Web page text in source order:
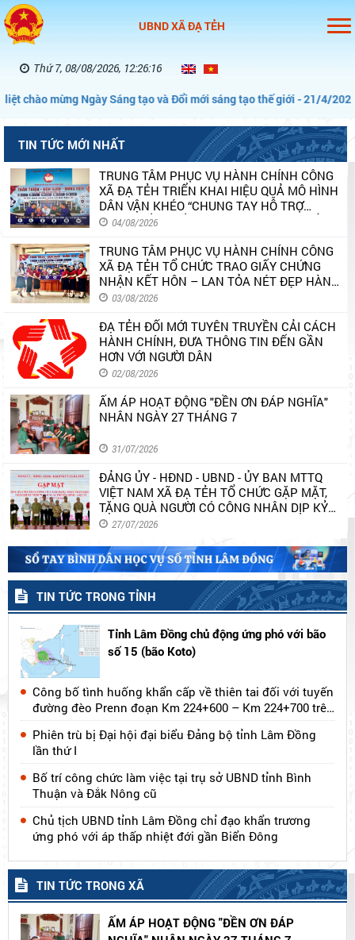
UBND XÃ ĐẠ TẺH
Thứ 7, 08/08/2026, 12:26:17
chào mừng Ngày Sáng tạo và Đổi mới sáng tạo thế giới - 21/4/2026”
TIN TỨC MỚI NHẤT
TRUNG TÂM PHỤC VỤ HÀNH CHÍNH CÔNG
XÃ ĐẠ TẺH TRIỂN KHAI HIỆU QUẢ MÔ HÌNH
DÂN VẬN KHÉO “CHUNG TAY HỖ TRỢ
NGƯỜI YẾU THẾ TRONG THỰC HIỆN THỦ
TỤC HÀNH CHÍNH”
04/08/2026
TRUNG TÂM PHỤC VỤ HÀNH CHÍNH CÔNG
XÃ ĐẠ TẺH TỔ CHỨC TRAO GIẤY CHỨNG
NHẬN KẾT HÔN – LAN TỎA NÉT ĐẸP HÀNH
CHÍNH PHỤC VỤ
03/08/2026
ĐẠ TẺH ĐỔI MỚI TUYÊN TRUYỀN CẢI CÁCH
HÀNH CHÍNH, ĐƯA THÔNG TIN ĐẾN GẦN
HƠN VỚI NGƯỜI DÂN
02/08/2026
ẤM ÁP HOẠT ĐỘNG "ĐỀN ƠN ĐÁP NGHĨA"
NHÂN NGÀY 27 THÁNG 7
31/07/2026
ĐẢNG ỦY - HĐND - UBND - ỦY BAN MTTQ
VIỆT NAM XÃ ĐẠ TẺH TỔ CHỨC GẶP MẶT,
TẶNG QUÀ NGƯỜI CÓ CÔNG NHÂN DỊP KỶ
NIỆM 79 NĂM NGÀY THƯƠNG BINH - LIỆT SĨ
27/07/2026
TIN TỨC TRONG TỈNH
Tỉnh Lâm Đồng chủ động ứng phó với bão
số 15 (bão Koto)
Công bố tình huống khẩn cấp về thiên tai đối với tuyến
đường đèo Prenn đoạn Km 224+600 – Km 224+700 trên
địa bàn tỉnh Lâm Đồng
Phiên trù bị Đại hội đại biểu Đảng bộ tỉnh Lâm Đồng
lần thứ I
Bố trí công chức làm việc tại trụ sở UBND tỉnh Bình
Thuận và Đắk Nông cũ
Chủ tịch UBND tỉnh Lâm Đồng chỉ đạo khẩn trương
ứng phó với áp thấp nhiệt đới gần Biển Đông
TIN TỨC TRONG XÃ
ẤM ÁP HOẠT ĐỘNG "ĐỀN ƠN ĐÁP